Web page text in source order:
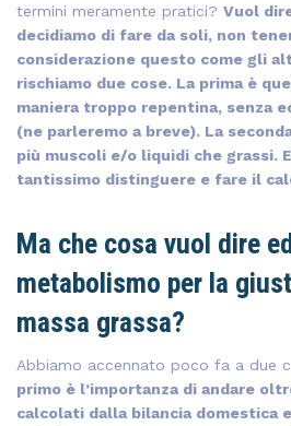
termini meramente pratici? Vuol
decidiamo di fare da soli, non
considerazione questo come gli
rischiamo due cose. La prima è
maniera troppo repentina, senza
(ne parleremo a breve). La
più muscoli e/o liquidi che grassi.
tantissimo distinguere e fare il
Ma che cosa vuol dire
metabolismo per la
massa grassa?
Abbiamo accennato poco fa a due
primo è l’importanza di andare
calcolati dalla bilancia domestica